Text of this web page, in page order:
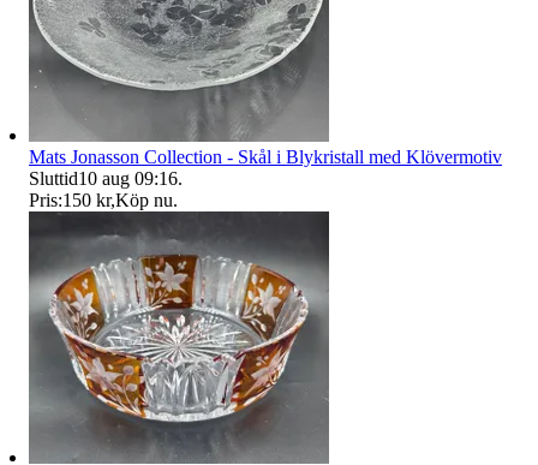
Mats Jonasson Collection - Skål i Blykristall med Klövermotiv
Sluttid10 aug 09:16.
Pris:150 kr,Köp nu.